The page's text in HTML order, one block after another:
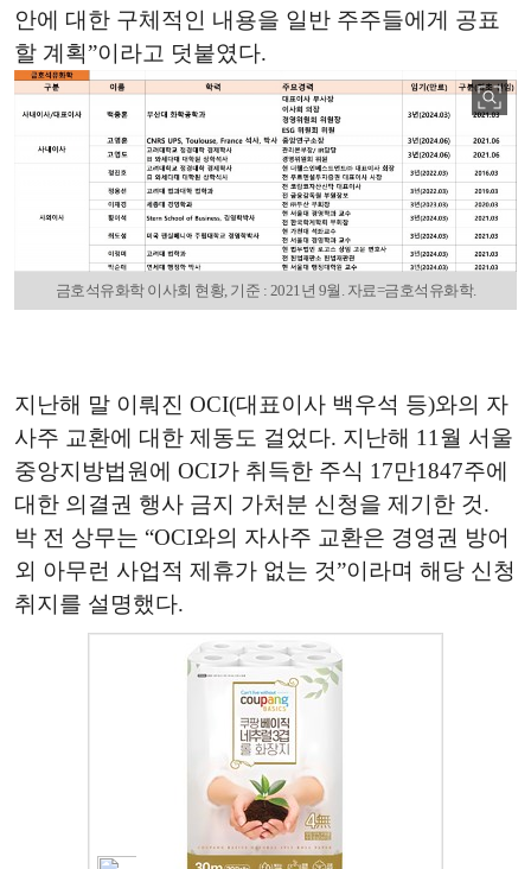
안에 대한 구체적인 내용을 일반 주주들에게 공표
할 계획”이라고 덧붙였다.
금호석유화학 이사회 현황, 기준 : 2021년 9월. 자료=금호석유화학.
지난해 말 이뤄진 OCI(대표이사 백우석 등)와의 자
사주 교환에 대한 제동도 걸었다. 지난해 11월 서울
중앙지방법원에 OCI가 취득한 주식 17만1847주에
대한 의결권 행사 금지 가처분 신청을 제기한 것.
박 전 상무는 “OCI와의 자사주 교환은 경영권 방어
외 아무런 사업적 제휴가 없는 것”이라며 해당 신청
취지를 설명했다.